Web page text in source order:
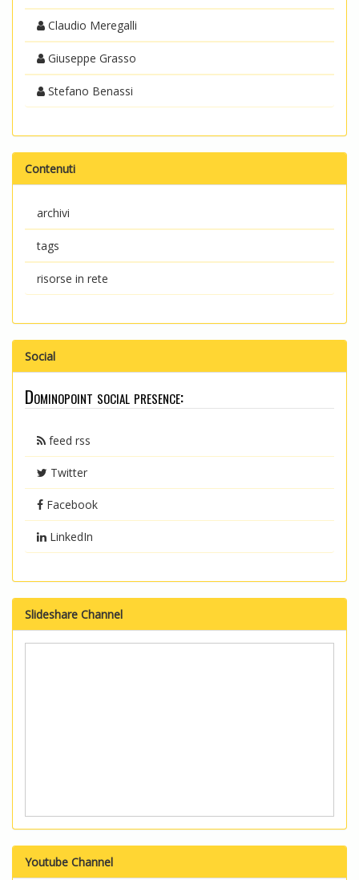
Claudio Meregalli
Giuseppe Grasso
Stefano Benassi
Contenuti
archivi
tags
risorse in rete
Social
Dominopoint social presence:
feed rss
Twitter
Facebook
LinkedIn
Slideshare Channel
Youtube Channel